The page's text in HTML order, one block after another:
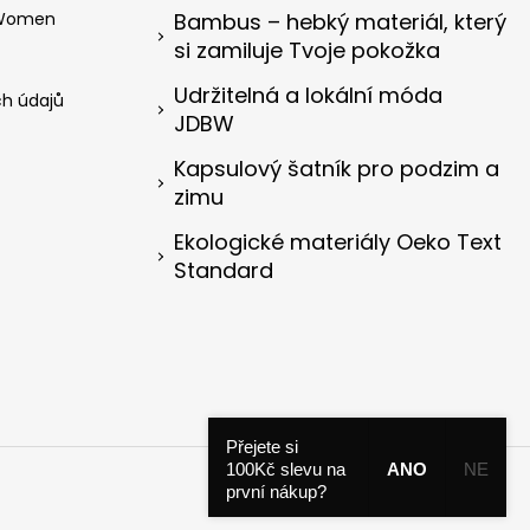
údajů
Bambus – hebký materiál, který
si zamiluje Tvoje pokožka
Udržitelná a lokální móda
JDBW
Kapsulový šatník pro podzim a
zimu
Ekologické materiály Oeko Text
Standard
Vytvořil Shoptet
Přejete si
100Kč slevu na
první nákup?
ANO NE